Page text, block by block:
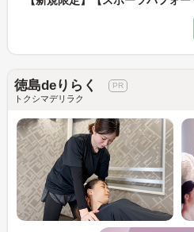
徳島deりらく
トクシマデリラク